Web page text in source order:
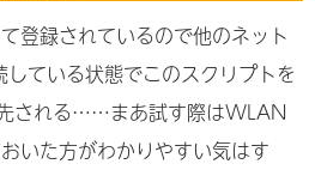
登録されているので他のネット
ている状態でこのスクリプトを
される……まあ試す際はWLAN
いた方がわかりやすい気はす